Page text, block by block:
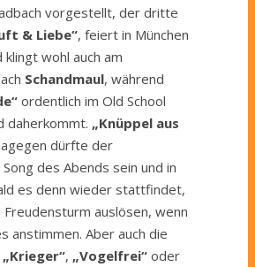
vorgestellt, der dritte
& Liebe“, feiert in München
wohl auch am
Schandmaul, während
ordentlich im Old School
daherkommt. „Knüppel aus
dürfte der
des Abends sein und in
es denn wieder stattfindet,
Freudensturm auslösen, wenn
anstimmen. Aber auch die
„Krieger“, „Vogelfrei“ oder